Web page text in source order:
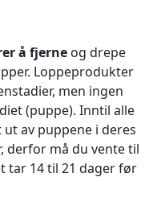
å fjerne og drepe
Loppeprodukter
men ingen
(puppe). Inntil alle
av puppene i deres
derfor må du vente til
tar 14 til 21 dager før